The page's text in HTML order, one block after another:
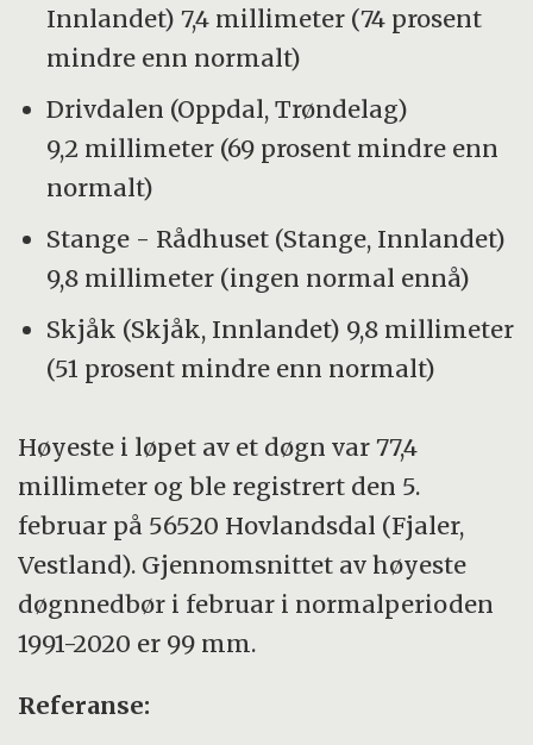
Innlandet) 7,4 millimeter (74 prosent
mindre enn normalt)
Drivdalen (Oppdal, Trøndelag)
9,2 millimeter (69 prosent mindre enn
normalt)
Stange - Rådhuset (Stange, Innlandet)
9,8 millimeter (ingen normal ennå)
Skjåk (Skjåk, Innlandet) 9,8 millimeter
(51 prosent mindre enn normalt)
Høyeste i løpet av et døgn var 77,4
millimeter og ble registrert den 5.
februar på 56520 Hovlandsdal (Fjaler,
Vestland). Gjennomsnittet av høyeste
døgnnedbør i februar i normalperioden
1991-2020 er 99 mm.
Referanse: